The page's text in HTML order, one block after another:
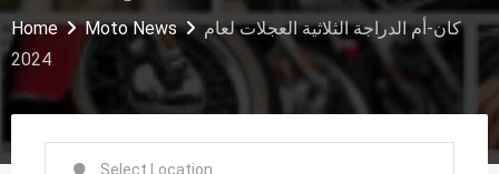
Home Moto News
كان-أم الدراجة الثلاثية العجلات لعام
2024